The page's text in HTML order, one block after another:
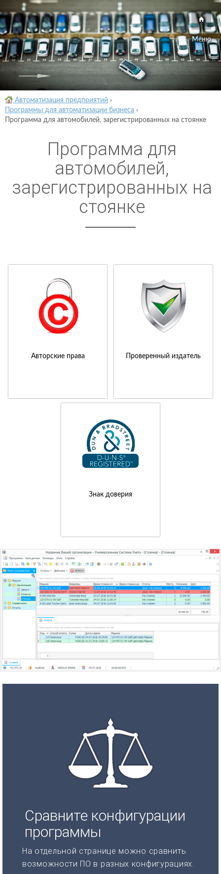
Меню
Автоматизация предприятий ›
Программы для автоматизации бизнеса ›
Программа для автомобилей, зарегистрированных на стоянке
Программа для
автомобилей,
зарегистрированных на
стоянке
Авторские права Проверенный издатель
Знак доверия
Сравните конфигурации
программы
На отдельной странице можно сравнить
возможности ПО в разных конфигурациях.